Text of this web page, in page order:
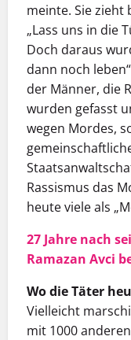
meinte. Sie zieht
„Lass uns in die
Doch daraus
dann noch
der Männer, die
wurden gefasst
wegen Mordes,
Rassismus das
heute viele als
27 Jahre nach
Ramazan Avci
Wo die Täter
Vielleicht
mit 1000